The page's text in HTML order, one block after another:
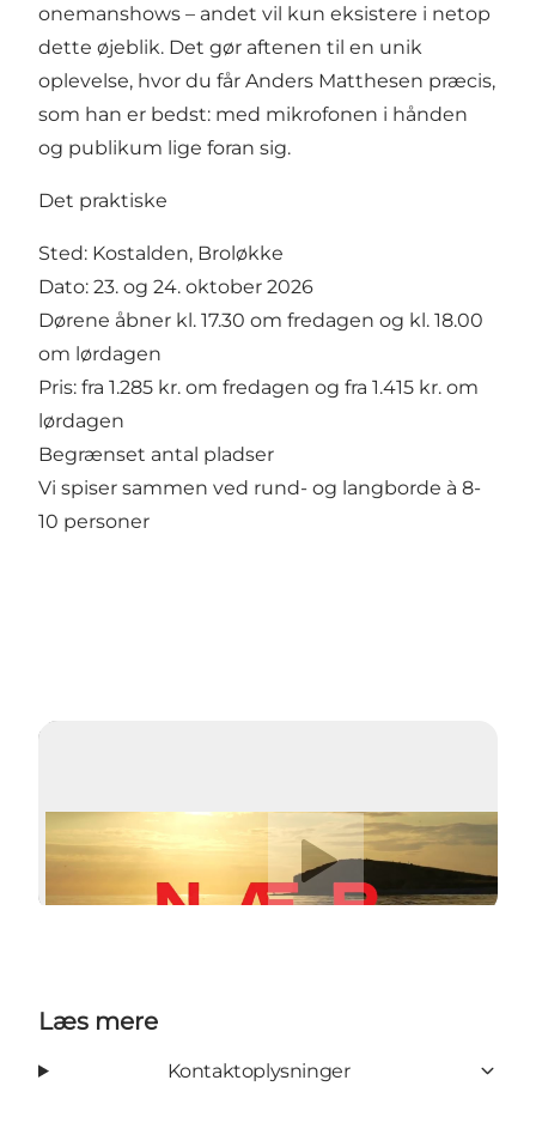
onemanshows – andet vil kun eksistere i netop
dette øjeblik. Det gør aftenen til en unik
oplevelse, hvor du får Anders Matthesen præcis,
som han er bedst: med mikrofonen i hånden
og publikum lige foran sig.
Det praktiske
Sted: Kostalden, Broløkke
Dato: 23. og 24. oktober 2026
Dørene åbner kl. 17.30 om fredagen og kl. 18.00
om lørdagen
Pris: fra 1.285 kr. om fredagen og fra 1.415 kr. om
lørdagen
Begrænset antal pladser
Vi spiser sammen ved rund- og langborde à 8-
10 personer
Læs mere
Kontaktoplysninger